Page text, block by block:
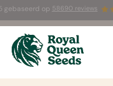
gebaseerd op 58690 reviews
Sales: tot wel 50% korting
producten! ⏤